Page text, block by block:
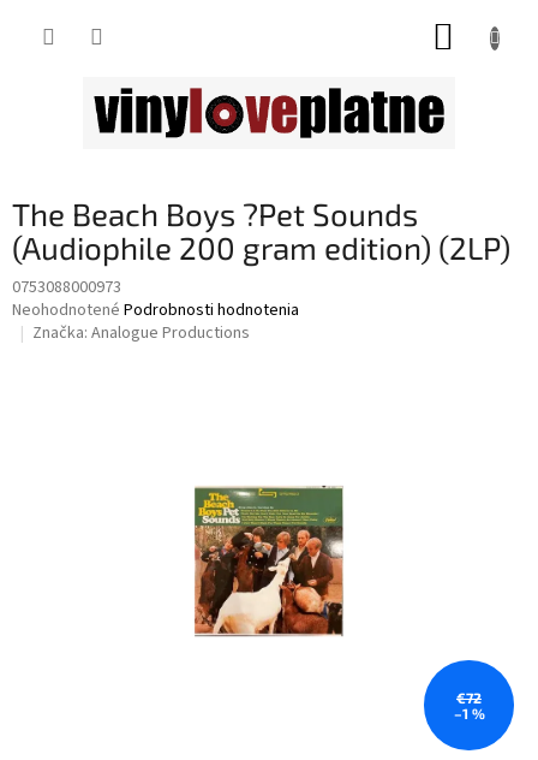
The Beach Boys ?Pet Sounds
(Audiophile 200 gram edition) (2LP)
0753088000973
Priemerné
hodnotenie
Neohodnotené Podrobnosti hodnotenia
Značka: Analogue Productions
€72
–1 %